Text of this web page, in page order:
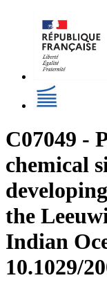
C07049 -
chemical
the
Indian
10.1029/